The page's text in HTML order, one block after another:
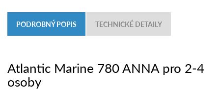
PODROBNÝ POPIS TECHNICKÉ DETAILY
Atlantic Marine 780 ANNA pro 2-4
osoby